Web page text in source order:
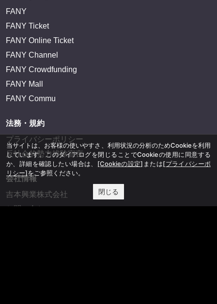
FANY
FANY Ticket
FANY Online Ticket
FANY Channel
FANY Crowdfunding
FANY Mall
FANY Commu
法務・規約
プライバシーポリシー
反社会的勢力排除宣言
会社情報
吉本興業株式会社
お問い合わせ
当サイトは、お客様の使いやすさ、利用状況の分析のためCookieを利用
しています。このダイアログを閉じることでCookieの使用に同意する
か、詳細を確認したい場合は、 [Cookieの設定] または[プライバシーポ
リシー]をご参照ください。
閉じる